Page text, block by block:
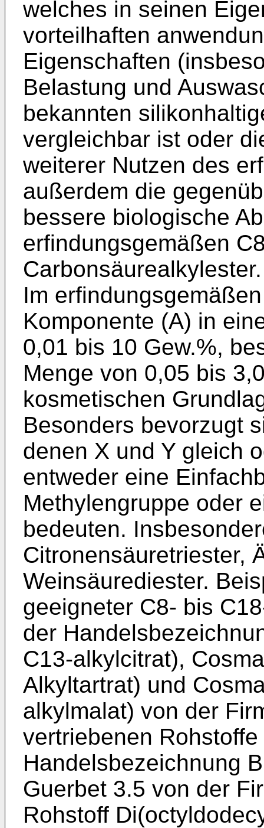
welches in seinen
vorteilhaften
Eigenschaften
Belastung und
bekannten
vergleichbar ist oder
weiterer Nutzen des
außerdem die
bessere biologische
erfindungsgemäßen
Carbonsäurealkylester.
Im
Komponente (A) in
0,01 bis 10 Gew.%,
Menge von 0,05 bis
kosmetischen
Besonders bevorzugt
denen X und Y gleich
entweder eine
Methylengruppe oder
bedeuten.
Citronensäuretriester,
Weinsäurediester.
geeigneter C8- bis
der
C13-alkylcitrat),
Alkyltartrat) und
alkylmalat) von der
vertriebenen
Handelsbezeichnung
Guerbet 3.5 von der
Rohstoff